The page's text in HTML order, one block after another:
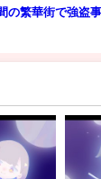
の繁華街で強盗